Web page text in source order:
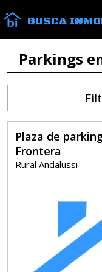
BUSCA
Parkings
Plaza de
Frontera
Rural Andalussi